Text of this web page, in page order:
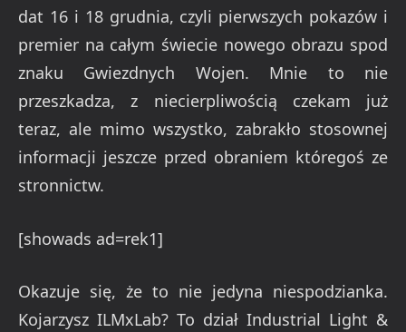
dat 16 i 18 grudnia, czyli pierwszych pokazów i
premier na całym świecie nowego obrazu spod
znaku Gwiezdnych Wojen. Mnie to nie
przeszkadza, z niecierpliwością czekam już
teraz, ale mimo wszystko, zabrakło stosownej
informacji jeszcze przed obraniem któregoś ze
stronnictw.
[showads ad=rek1]
Okazuje się, że to nie jedyna niespodzianka.
Kojarzysz ILMxLab? To dział Industrial Light &